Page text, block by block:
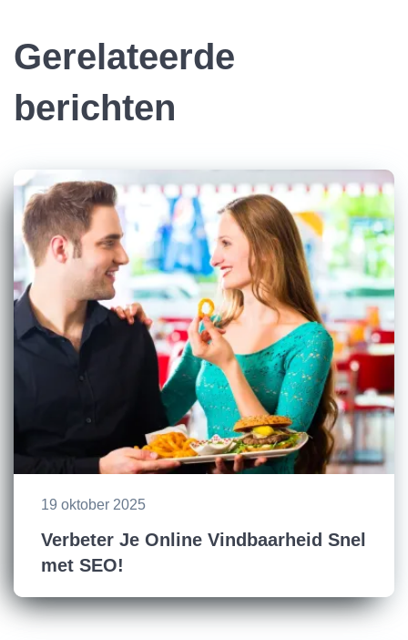
Gerelateerde
berichten
19 oktober 2025
Verbeter Je Online Vindbaarheid Snel
met SEO!